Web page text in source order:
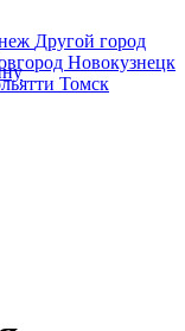
Другой город
Новокузнецк
Томск